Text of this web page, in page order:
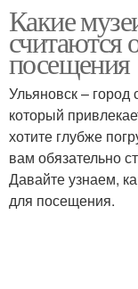
Какие
считаются
посещения
Ульяновск – город
который
хотите глубже
вам обязательно
Давайте узнаем,
для посещения.